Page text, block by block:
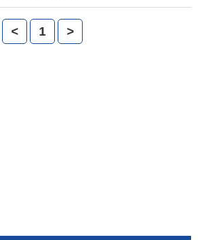
< 1 >